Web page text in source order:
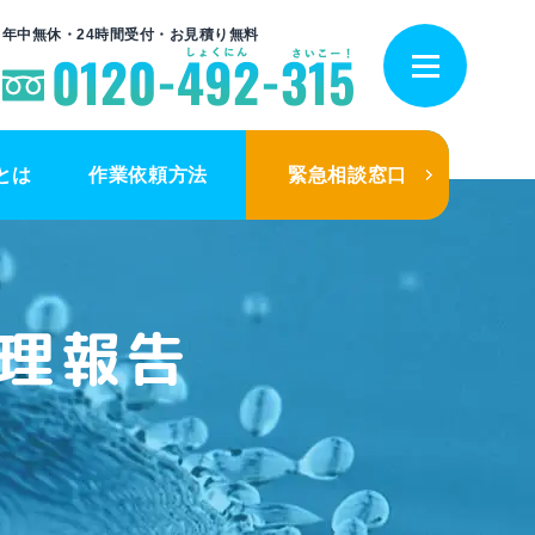
年中無休・24時間受付・お見積り無料
は 作業依頼方法 緊急相談窓口
報告